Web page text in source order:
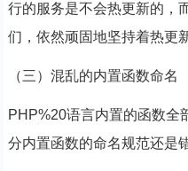
行的服务是不会热更新的，
们，依然顽固地坚持着热更
（三）混乱的内置函数命名
PHP%20语言内置的函数全
分内置函数的命名规范还是